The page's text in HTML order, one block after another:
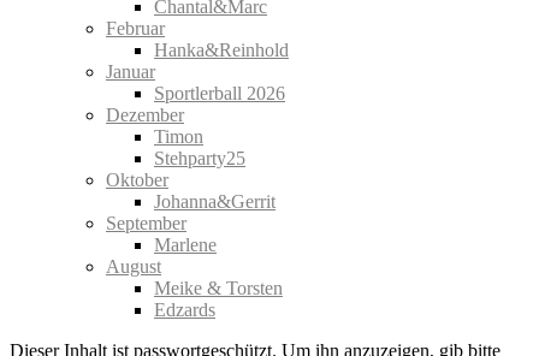
Chantal&Marc
Februar
Hanka&Reinhold
Januar
Sportlerball 2026
Dezember
Timon
Stehparty25
Oktober
Johanna&Gerrit
September
Marlene
August
Meike & Torsten
Edzards
Dieser Inhalt ist passwortgeschützt. Um ihn anzuzeigen, gib bitte